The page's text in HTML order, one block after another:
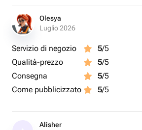
Olesya
Luglio 2026
Servizio di negozio 5/5
Qualità-prezzo
5/5
Consegna
5/5
Come pubblicizzato
5/5
Alisher